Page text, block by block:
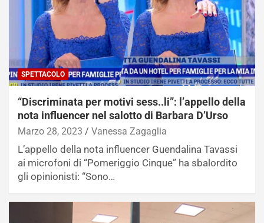
SPETTACOLO
“Discriminata per motivi sess..li”: l’appello della
nota influencer nel salotto di Barbara D’Urso
Marzo 28, 2023 Vanessa Zagaglia
L’appello della nota influencer Guendalina Tavassi
ai microfoni di “Pomeriggio Cinque” ha sbalordito
gli opinionisti: “Sono…